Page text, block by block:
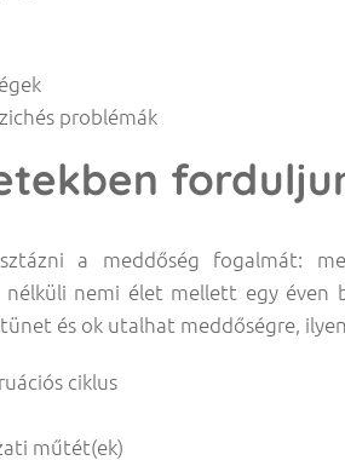
problémák
a meddőség fogalmát:
nélküli nemi élet mellett egy
és ok utalhat meddőségre,
ciklus
műtét(ek)